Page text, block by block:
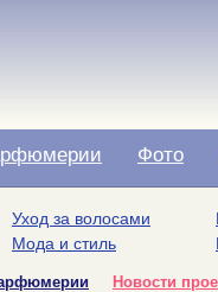
Фото
Уход за волосами
Мода и стиль
Новости